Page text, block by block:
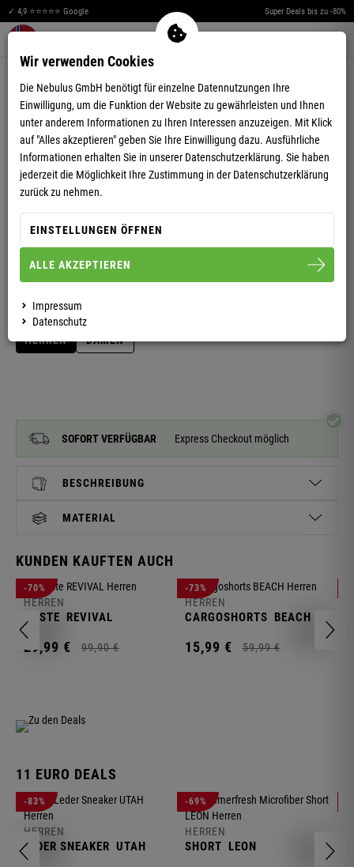
✓ 4,9 ⭐⭐⭐⭐⭐ Google Super Deals bis zu -80%
Warenkorb aufklappen
LEDER WINTERSTIEFEL HIKING HERREN MIT
MERINOWOLLE
HERREN DAMEN
46
SOFORT VERFÜGBAR Express Checkout möglich
BESCHREIBUNG
MATERIAL
KUNDEN KAUFTEN AUCH
-70%
HERREN
WESTE REVIVAL
29,99 € 99,90 €
-73%
HERREN
CARGOSHORTS BEACH
15,99 € 59,99 €
11 EURO DEALS
-83%
HERREN
LEDER SNEAKER UTAH
-69%
HERREN
SHORT LEON
Wir verwenden Cookies
Die Nebulus GmbH benötigt für einzelne Datennutzungen Ihre
Einwilligung, um die Funktion der Website zu gewährleisten und Ihnen
unter anderem Informationen zu Ihren Interessen anzuzeigen. Mit Klick
auf "Alles akzeptieren" geben Sie Ihre Einwilligung dazu. Ausführliche
Informationen erhalten Sie in unserer Datenschutzerklärung. Sie haben
jederzeit die Möglichkeit Ihre Zustimmung in der Datenschutzerklärung
zurück zu nehmen.
EINSTELLUNGEN ÖFFNEN
ALLE AKZEPTIEREN
Impressum
Datenschutz